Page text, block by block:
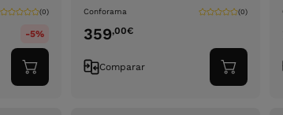
(0)
-5%
Adicionar
ao
Conforama (0)
359,00€
Comparar
ao